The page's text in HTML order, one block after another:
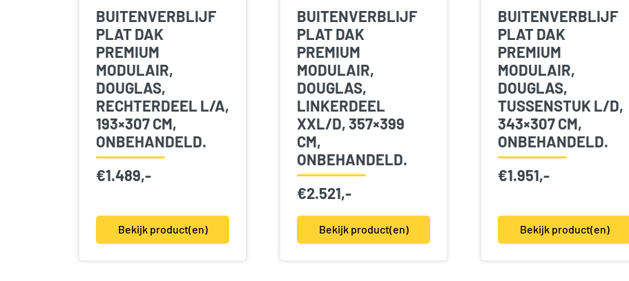
BUITENVERBLIJF
PLAT DAK
PREMIUM
MODULAIR,
DOUGLAS,
RECHTERDEEL L/A,
193×307 CM,
ONBEHANDELD.
€1.489,-
Bekijk product(en)
BUITENVERBLIJF
PLAT DAK
PREMIUM
MODULAIR,
DOUGLAS,
LINKERDEEL
XXL/D, 357×399
CM,
ONBEHANDELD.
€2.521,-
Bekijk product(en)
BUITENVERBLIJF
PLAT DAK
PREMIUM
MODULAIR,
DOUGLAS,
TUSSENSTUK L/D,
343×307 CM,
ONBEHANDELD.
€1.951,-
Bekijk product(en)